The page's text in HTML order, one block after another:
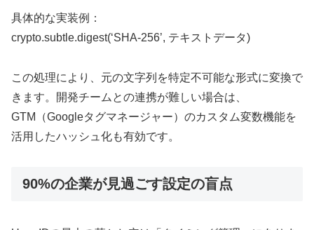
具体的な実装例：
crypto.subtle.digest(‘SHA-256’, テキストデータ)
この処理により、元の文字列を特定不可能な形式に変換で
きます。開発チームとの連携が難しい場合は、
GTM（Googleタグマネージャー）のカスタム変数機能を
活用したハッシュ化も有効です。
90%の企業が見過ごす設定の盲点